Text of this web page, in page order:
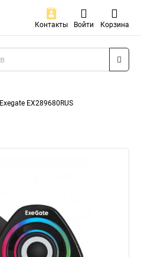
Контакты Войти Корзина
Exegate EX289680RUS